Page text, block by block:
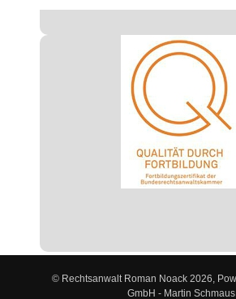
© Rechtsanwalt Roman Noack 2026,
GmbH - Martin Schmaus